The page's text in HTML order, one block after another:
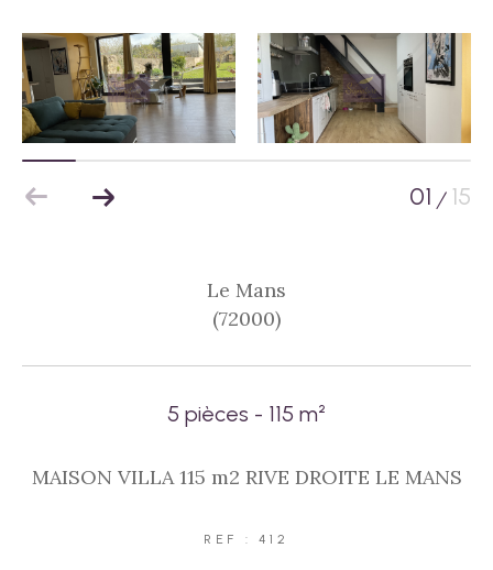
01 / 15
Le Mans
(72000)
5 pièces - 115 m²
MAISON VILLA 115 m2 RIVE DROITE LE MANS
REF : 412